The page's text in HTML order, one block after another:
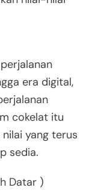
era digital,
cokelat itu
yang terus
sedia.
Datar )